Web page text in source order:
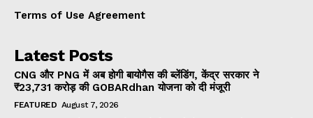
Terms of Use Agreement
Latest Posts
CNG और PNG में अब होगी बायोगैस की ब्लेंडिंग, केंद्र सरकार ने
₹23,731 करोड़ की GOBARdhan योजना को दी मंजूरी
FEATURED August 7, 2026